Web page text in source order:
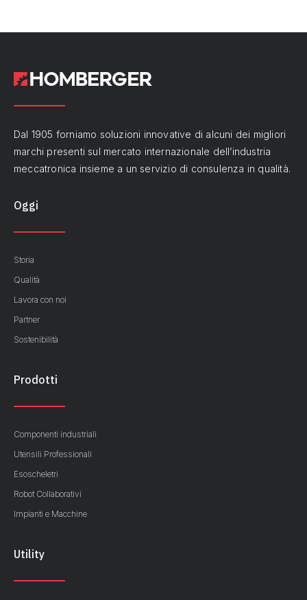
Dal 1905 forniamo soluzioni innovative di alcuni dei migliori
marchi presenti sul mercato internazionale dell’industria
meccatronica insieme a un servizio di consulenza in qualità.
Oggi
Storia
Qualità
Lavora con noi
Partner
Sostenibilità
Prodotti
Componenti industriali
Utensili Professionali
Esoscheletri
Robot Collaborativi
Impianti e Macchine
Utility